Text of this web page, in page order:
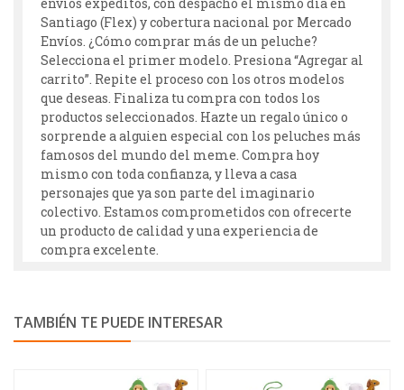
Santiago (Flex) y cobertura nacional por Mercado
Envíos. ¿Cómo comprar más de un peluche?
Selecciona el primer modelo. Presiona “Agregar al
carrito”. Repite el proceso con los otros modelos
que deseas. Finaliza tu compra con todos los
productos seleccionados. Hazte un regalo único o
sorprende a alguien especial con los peluches más
famosos del mundo del meme. Compra hoy
mismo con toda confianza, y lleva a casa
personajes que ya son parte del imaginario
colectivo. Estamos comprometidos con ofrecerte
un producto de calidad y una experiencia de
compra excelente.
TAMBIÉN TE PUEDE INTERESAR